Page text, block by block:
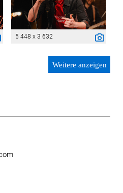
5 448 x 3 632
Weitere anzeigen